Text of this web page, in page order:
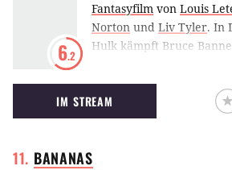
6.2
Fantasyfilm von Louis
Norton und Liv Tyler. In
Hulk kämpft Bruce
Ross und dessen
Supersoldaten.
IM STREAM
BANANAS